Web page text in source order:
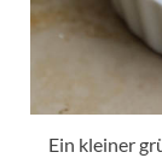
Ein kleiner